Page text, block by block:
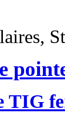
TIG